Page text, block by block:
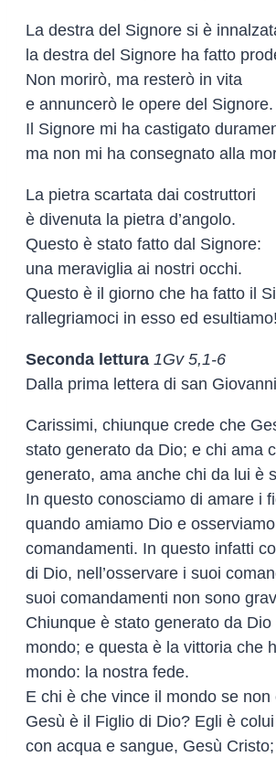
La destra del Signore si è
la destra del Signore ha fatto
Non morirò, ma resterò in vita
e annuncerò le opere del Signore.
Il Signore mi ha castigato
ma non mi ha consegnato alla
La pietra scartata dai costruttori
è divenuta la pietra d’angolo.
Questo è stato fatto dal Signore:
una meraviglia ai nostri occhi.
Questo è il giorno che ha fatto il
rallegriamoci in esso ed esultiamo!
Seconda lettura 1Gv 5,1-6
Dalla prima lettera di san Giovanni
Carissimi, chiunque crede che
stato generato da Dio; e chi ama
generato, ama anche chi da lui è
In questo conosciamo di amare i
quando amiamo Dio e
comandamenti. In questo infatti
di Dio, nell’osservare i suoi
suoi comandamenti non sono
Chiunque è stato generato da Dio
mondo; e questa è la vittoria che
mondo: la nostra fede.
E chi è che vince il mondo se
Gesù è il Figlio di Dio? Egli è
con acqua e sangue, Gesù